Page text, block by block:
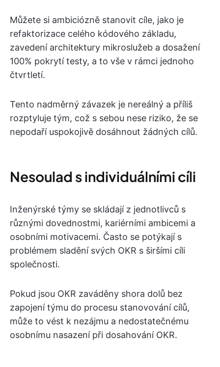
Můžete si ambiciózně stanovit cíle, jako je
refaktorizace celého kódového základu,
zavedení architektury mikroslužeb a dosažení
100% pokrytí testy, a to vše v rámci jednoho
čtvrtletí.
Tento nadměrný závazek je nereálný a příliš
rozptyluje tým, což s sebou nese riziko, že se
nepodaří uspokojivě dosáhnout žádných cílů.
Nesoulad s individuálními cíli
Inženýrské týmy se skládají z jednotlivců s
různými dovednostmi, kariérními ambicemi a
osobními motivacemi. Často se potýkají s
problémem sladění svých OKR s širšími cíli
společnosti.
Pokud jsou OKR zaváděny shora dolů bez
zapojení týmu do procesu stanovování cílů,
může to vést k nezájmu a nedostatečnému
osobnímu nasazení při dosahování OKR.